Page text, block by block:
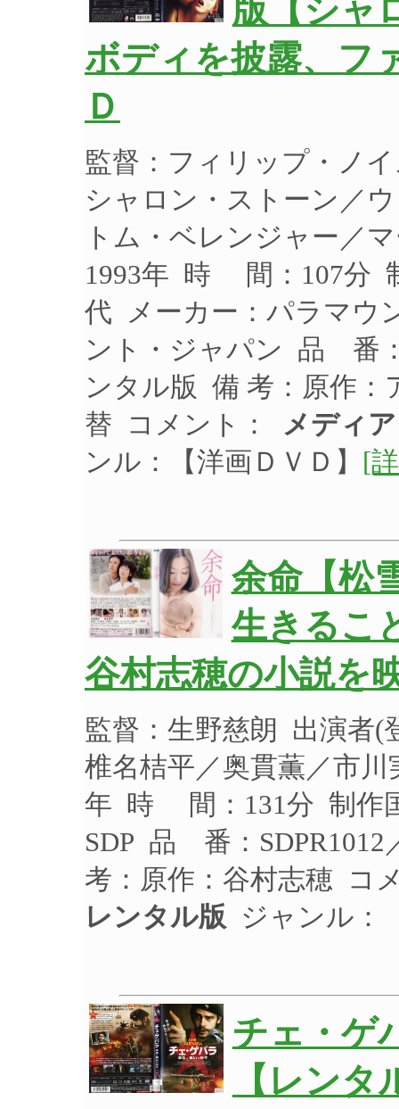
版【シャ
ボディを披露、フ
Ｄ
監督：フィリップ・ノ
シャロン・ストーン／
トム・ベレンジャー／
1993年 時 間：107分
代 メーカー：パラマウ
ント・ジャパン 品 番
ンタル版 備 考：原作：
替 コメント：
メディ
ンル：【洋画ＤＶＤ】 [
余命【松
生きるこ
谷村志穂の小説を
監督：生野慈朗 出演者(
椎名桔平／奥貫薫／市
年 時 間：131分 制作
SDP 品 番：
考：原作：谷村志穂 コ
レンタル版 ジャンル：
チェ・ゲ
【レン